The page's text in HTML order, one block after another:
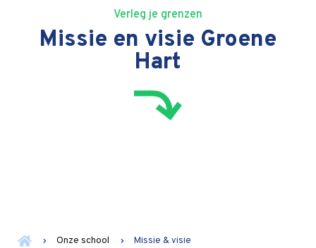
Verleg je grenzen
Missie en visie Groene
Hart
Onze school Missie & visie